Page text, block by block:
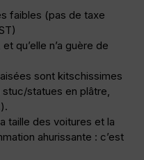
faibles (pas de taxe
qu’elle n’a guère de
sont kitschissimes
statues en plâtre,
taille des voitures et la
ahurissante : c’est